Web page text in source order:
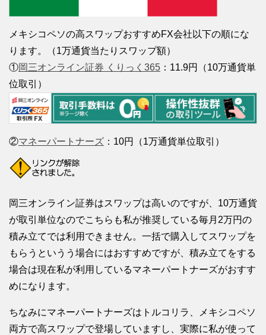
メキシコペソの高スワップおすすめFX会社以下の順にな
ります。（1万通貨当たりスワップ額）
①岡三オンライン証券 くりっく365 ：11.9円（10万通貨単
位取引）
②マネーパートナーズ ：10円（1万通貨単位取引）
岡三オンライン証券はスワップは高いのですが、10万通貨
が取引単位なのでこちらも私が推奨している毎月2万円の
積み立てでは利用できません。一括で購入してスワップを
もらうというう場合にはおすすめですが、積み立てをする
場合は現在私が利用しているマネーパートナーズがおすす
めになります。
ちなみにマネーパートナーズはトルコリラ、メキシコペソ
両方で高スワップで登場していますし、実際に私が使って